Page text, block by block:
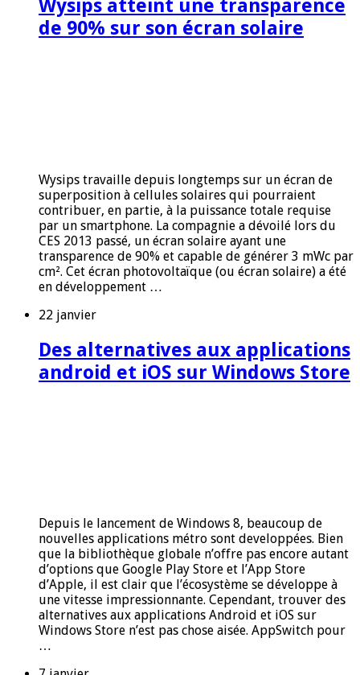
Wysips atteint une transparence
de 90% sur son écran solaire
Wysips travaille depuis longtemps sur un écran de
superposition à cellules solaires qui pourraient
contribuer, en partie, à la puissance totale requise
par un smartphone. La compagnie a dévoilé lors du
CES 2013 passé, un écran solaire ayant une
transparence de 90% et capable de générer 3 mWc par
cm². Cet écran photovoltaïque (ou écran solaire) a été
en développement …
22 janvier
Des alternatives aux applications
android et iOS sur Windows Store
Depuis le lancement de Windows 8, beaucoup de
nouvelles applications métro sont developpées. Bien
que la bibliothèque globale n’offre pas encore autant
d’options que Google Play Store et l’App Store
d’Apple, il est clair que l’écosystème se développe à
une vitesse impressionnante. Cependant, trouver des
alternatives aux applications Android et iOS sur
Windows Store n’est pas chose aisée. AppSwitch pour
…